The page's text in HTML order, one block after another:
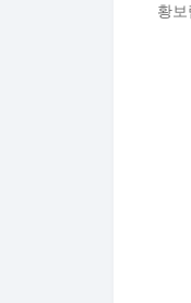
황